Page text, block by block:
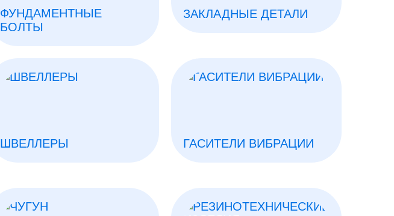
ФУНДАМЕНТНЫЕ
БОЛТЫ
ЗАКЛАДНЫЕ ДЕТАЛИ
ШВЕЛЛЕРЫ ГАСИТЕЛИ ВИБРАЦИИ